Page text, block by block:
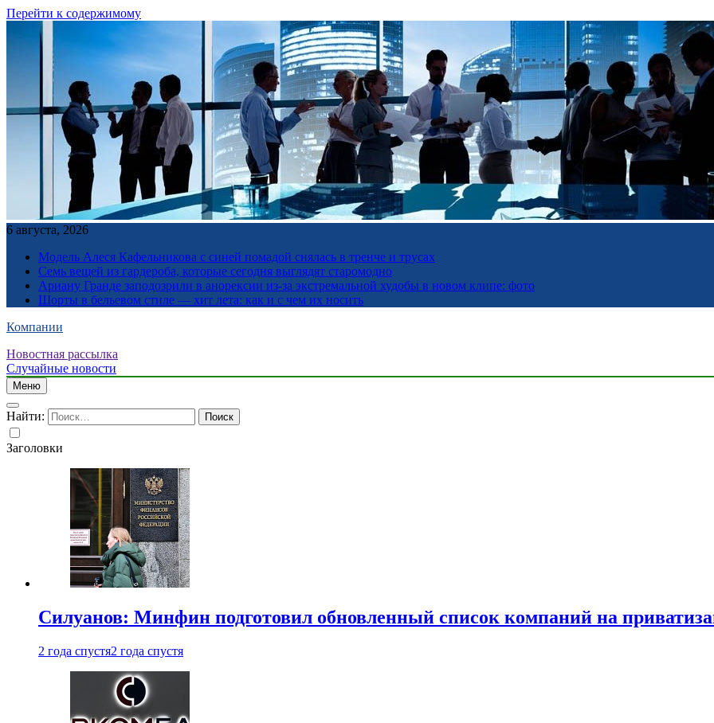
Перейти к содержимому
6 августа, 2026
Модель Алеся Кафельникова с синей помадой снялась в тренче и трусах
Семь вещей из гардероба, которые сегодня выглядят старомодно
Ариану Гранде заподозрили в анорексии из-за экстремальной худобы в новом клипе: фото
Шорты в бельевом стиле — хит лета: как и с чем их носить
Компании
Новостная рассылка
Случайные новости
Меню
Найти:
Заголовки
Силуанов: Минфин подготовил обновленный список компаний на
2 года спустя2 года спустя